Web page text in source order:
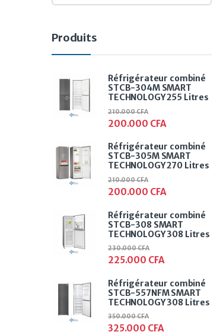
Produits
Réfrigérateur combiné
STCB-304M SMART
TECHNOLOGY 255 Litres
200.000 CFA
210.000CFA
Réfrigérateur combiné
STCB-305M SMART
TECHNOLOGY 270 Litres
200.000 CFA
210.000CFA
Réfrigérateur combiné
STCB-308 SMART
TECHNOLOGY 308 Litres
225.000 CFA
230.000CFA
Réfrigérateur combiné
STCB-557NFM SMART
TECHNOLOGY 308 Litres
325.000 CFA
350.000CFA